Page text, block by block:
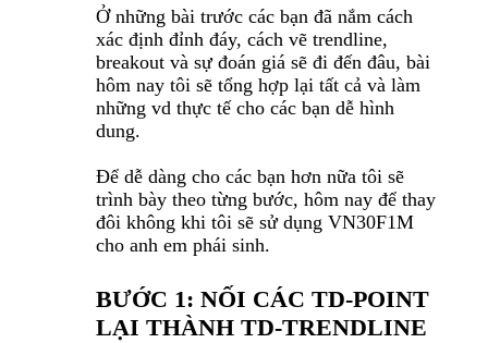
Ở những bài trước các bạn đã nắm cách
xác định đỉnh đáy, cách vẽ trendline,
breakout và sự đoán giá sẽ đi đến đâu, bài
hôm nay tôi sẽ tổng hợp lại tất cả và làm
những vd thực tế cho các bạn dễ hình
dung.
Để dễ dàng cho các bạn hơn nữa tôi sẽ
trình bày theo từng bước, hôm nay để thay
đôi không khi tôi sẽ sử dụng VN30F1M
cho anh em phái sinh.
BƯỚC 1: NỐI CÁC TD-POINT
LẠI THÀNH TD-TRENDLINE